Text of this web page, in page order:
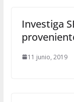
Investiga
11 junio, 2019